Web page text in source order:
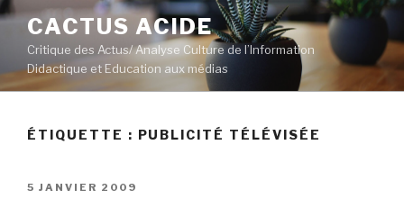
Aller
contenu
principal
CACTUS ACIDE
Critique des Actus/ Analyse Culture de l’Information
Didactique et Education aux médias
ÉTIQUETTE : PUBLICITÉ TÉLÉVISÉE
PUBLIÉ
5 JANVIER 2009